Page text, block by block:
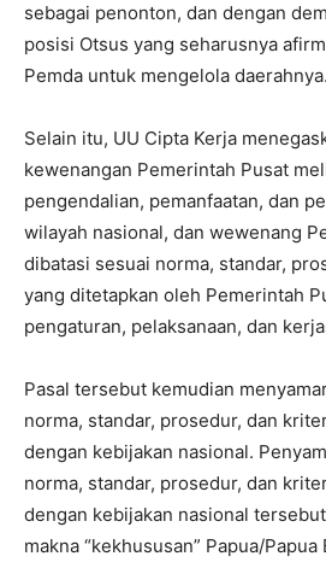
sebagai penonton, dan dengan
posisi Otsus yang seharusnya
Pemda untuk mengelola daerahnya.
Selain itu, UU Cipta Kerja
kewenangan Pemerintah Pusat
pengendalian, pemanfaatan, dan
wilayah nasional, dan wewenang
dibatasi sesuai norma, standar,
yang ditetapkan oleh Pemerintah
pengaturan, pelaksanaan, dan
Pasal tersebut kemudian
norma, standar, prosedur, dan
dengan kebijakan nasional.
norma, standar, prosedur, dan
dengan kebijakan nasional
makna “kekhususan” Papua/Papua